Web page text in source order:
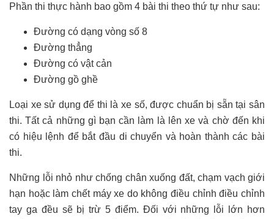
Phần thi thực hành bao gồm 4 bài thi theo thứ tự như sau:
Đường có dạng vòng số 8
Đường thẳng
Đường có vật cản
Đường gồ ghề
Loại xe sử dụng để thi là xe số, được chuẩn bị sẵn tại sân
thi. Tất cả những gì bạn cần làm là lên xe và chờ đến khi
có hiệu lệnh để bắt đầu di chuyển và hoàn thành các bài
thi.
Những lỗi nhỏ như chống chân xuống đất, chạm vạch giới
hạn hoặc làm chết máy xe do không điều chỉnh điều chỉnh
tay ga đều sẽ bị trừ 5 điểm. Đối với những lỗi lớn hơn